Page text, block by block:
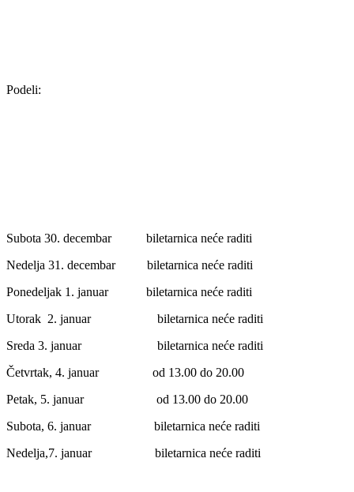
Podeli:
Subota 30. decembar biletarnica neće raditi
Nedelja 31. decembar biletarnica neće raditi
Ponedeljak 1. januar biletarnica neće raditi
Utorak 2. januar biletarnica neće raditi
Sreda 3. januar biletarnica neće raditi
Četvrtak, 4. januar od 13.00 do 20.00
Petak, 5. januar od 13.00 do 20.00
Subota, 6. januar biletarnica neće raditi
Nedelja,7. januar biletarnica neće raditi